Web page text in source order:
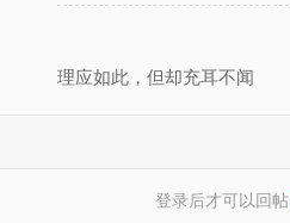
理应如此，但却充耳不闻
登录后才可以回帖